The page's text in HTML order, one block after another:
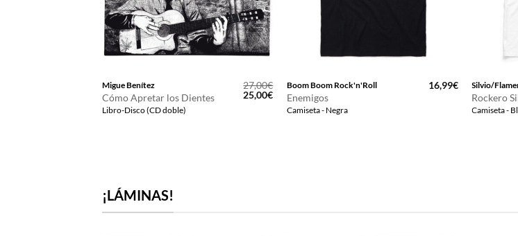
Migue Benítez
Cómo Apretar los Dientes
Libro-Disco (CD doble)
27,00€
El
precio
25,00€El
precio
actual
Boom Boom Rock'n'Roll
Enemigos
Camiseta - Negra
16,99€ Silvio/
Rockero
Camiseta -
¡LÁMINAS!